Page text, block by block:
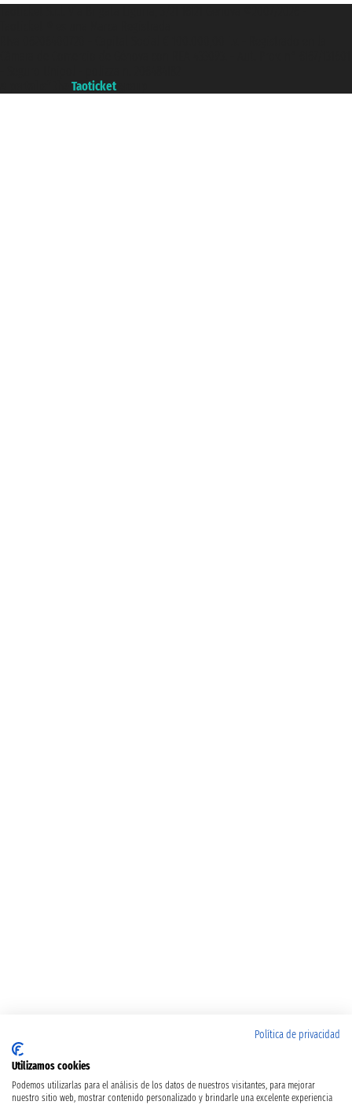
Taoticket
Política de privacidad
Utilizamos cookies
Podemos utilizarlas para el análisis de los datos de nuestros visitantes, para mejorar
nuestro sitio web, mostrar contenido personalizado y brindarle una excelente experiencia